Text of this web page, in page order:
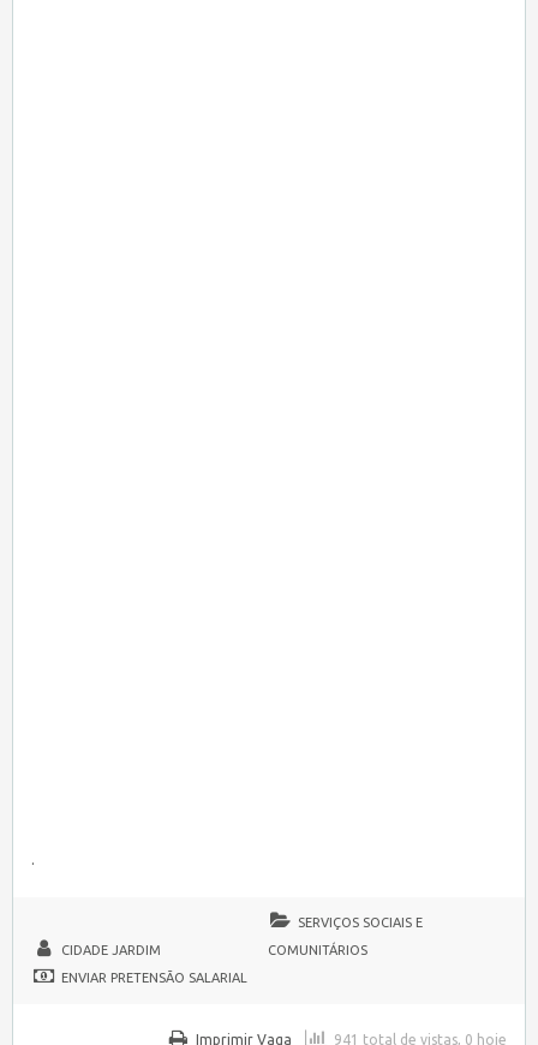
.
CIDADE JARDIM
SERVIÇOS SOCIAIS E
COMUNITÁRIOS
ENVIAR PRETENSÃO SALARIAL
941 total de vistas, 0 hoje
Imprimir Vaga